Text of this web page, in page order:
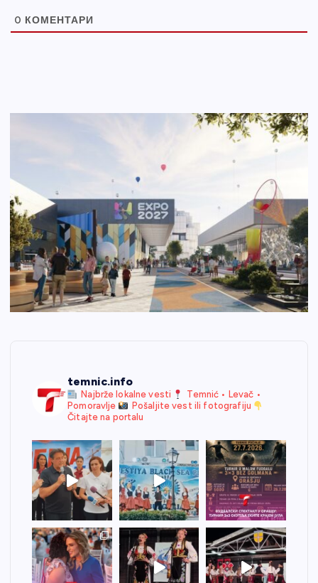
0 КОМЕНТАРИ
temnic.info
Najbrže lokalne vesti
Temnić • Levač •
Pomoravlje
Pošaljite vest ili fotografiju
Čitajte na portalu